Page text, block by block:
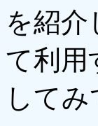
を紹
て利用
してみ